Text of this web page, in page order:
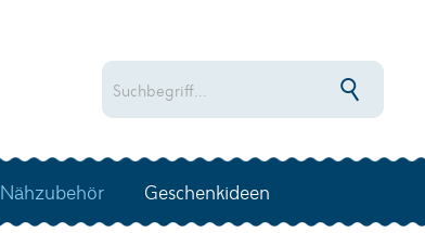
Nähzubehör Geschenkideen